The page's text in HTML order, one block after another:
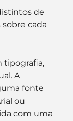
de
cada
tipografia,
A
fonte
ou
com uma